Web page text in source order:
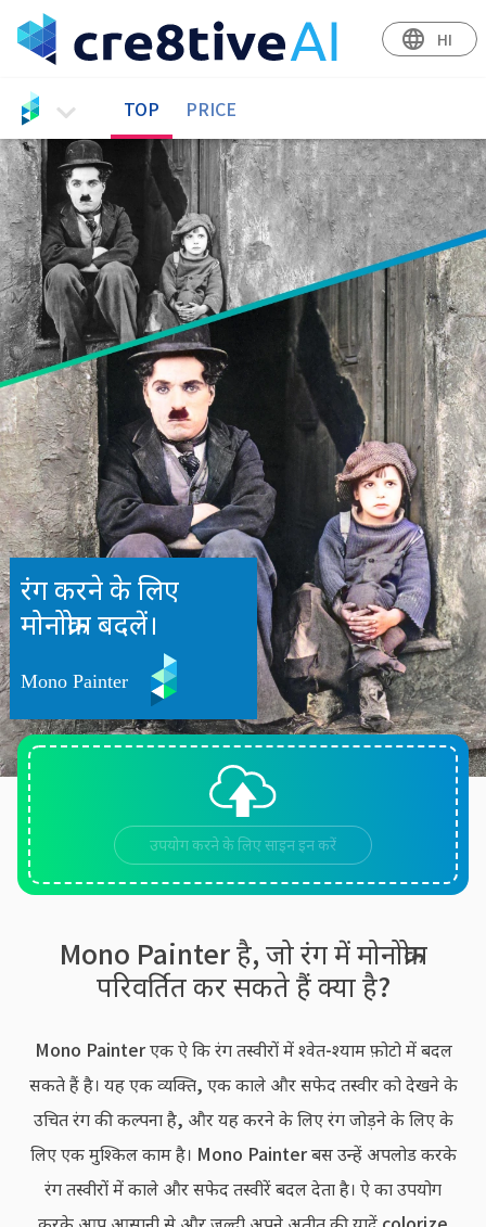
language HI
TOP PRICE
रंग करने के लिए
मोनोक्रोम बदलें।
उपयोग करने के लिए साइन इन करें
Mono Painter है, जो रंग में मोनोक्रोम
परिवर्तित कर सकते हैं क्या है?
Mono Painter एक ऐ कि रंग तस्वीरों में श्वेत-श्याम फ़ोटो में बदल
सकते हैं है। यह एक व्यक्ति, एक काले और सफेद तस्वीर को देखने के
उचित रंग की कल्पना है, और यह करने के लिए रंग जोड़ने के लिए के
लिए एक मुश्किल काम है। Mono Painter बस उन्हें अपलोड करके
रंग तस्वीरों में काले और सफेद तस्वीरें बदल देता है। ऐ का उपयोग